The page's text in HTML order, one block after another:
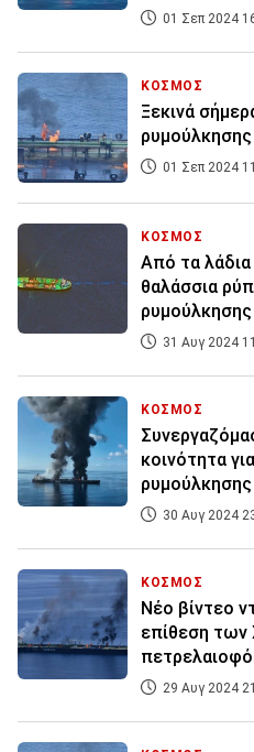
01 Σεπ 2024
ΚΟΣΜΟΣ
Ξεκινά
01 Σεπ 2024
ΚΟΣΜΟΣ
Από τα
θαλάσσια
ρυμούλκησης
31 Αυγ 2024
ΚΟΣΜΟΣ
κοινότητα
30 Αυγ 2024
ΚΟΣΜΟΣ
Νέο βίντεο
επίθεση των
29 Αυγ 2024